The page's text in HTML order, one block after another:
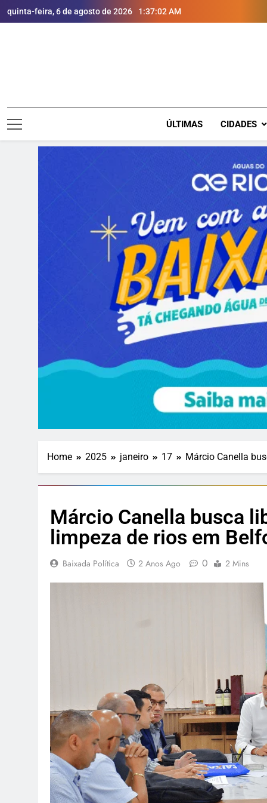
quinta-feira, 6 de agosto de 2026 1:37:03 AM
ÚLTIMAS CIDADES
Home 2025 janeiro 17 Márcio Canella
Márcio Canella busca
limpeza de rios em
Baixada Política 2 Anos Ago 0 2 Mins